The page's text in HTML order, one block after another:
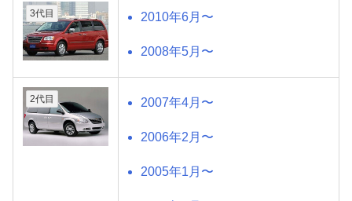
3代目 2010年6月〜
2008年5月〜
2代目 2007年4月〜
2006年2月〜
2005年1月〜